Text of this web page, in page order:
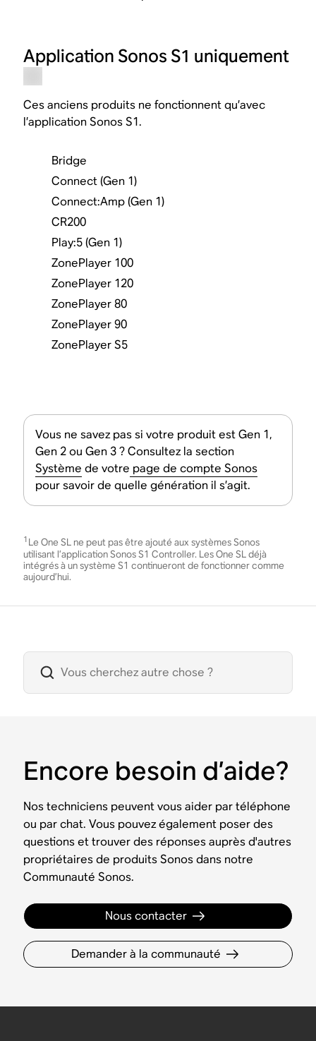
Application Sonos S1 uniquement
Ces anciens produits ne fonctionnent qu’avec
l’application Sonos S1.
Bridge
Connect (Gen 1)
Connect:Amp (Gen 1)
CR200
Play:5 (Gen 1)
ZonePlayer 100
ZonePlayer 120
ZonePlayer 80
ZonePlayer 90
ZonePlayer S5
Vous ne savez pas si votre produit est Gen 1,
Gen 2 ou Gen 3 ? Consultez la section
Système de votre page de compte Sonos
pour savoir de quelle génération il s’agit.
1 Le One SL ne peut pas être ajouté aux systèmes Sonos
utilisant l’application Sonos S1 Controller. Les One SL déjà
intégrés à un système S1 continueront de fonctionner comme
aujourd’hui.
Encore besoin d’aide?
Nos techniciens peuvent vous aider par téléphone
ou par chat. Vous pouvez également poser des
questions et trouver des réponses auprès d'autres
propriétaires de produits Sonos dans notre
Communauté Sonos.
Nous contacter
Demander à la communauté